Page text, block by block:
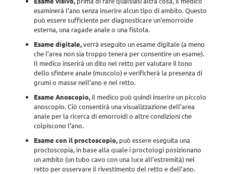
esaminerà l’ano senza inserire alcun tipo di ambito. Questo
può essere sufficiente per diagnosticare un’emorroide
esterna, una ragade anale o una fistola.
Esame digitale,verrà eseguito un esame digitale (a meno
che l’area non sia troppo tenera per consentire un esame).
Il medico inserirà un dito nel retto per valutare il tono
dello sfintere anale (muscolo) e verificherà la presenza di
grumi o masse nell’ano e nel retto.
Esame Anoscopio, il medico può quindi inserire un piccolo
anoscopio. Ciò consentirà una visualizzazione dell’area
anale per la ricerca di emorroidi o altre condizioni che
colpiscono l’ano.
Esame con il proctoscopio, può essere eseguita una
proctoscopia, in base alla quale i proctologi posizionano
un ambito (un tubo cavo con una luce all’estremità) nel
retto per osservare il rivestimento del retto e dell’ano.